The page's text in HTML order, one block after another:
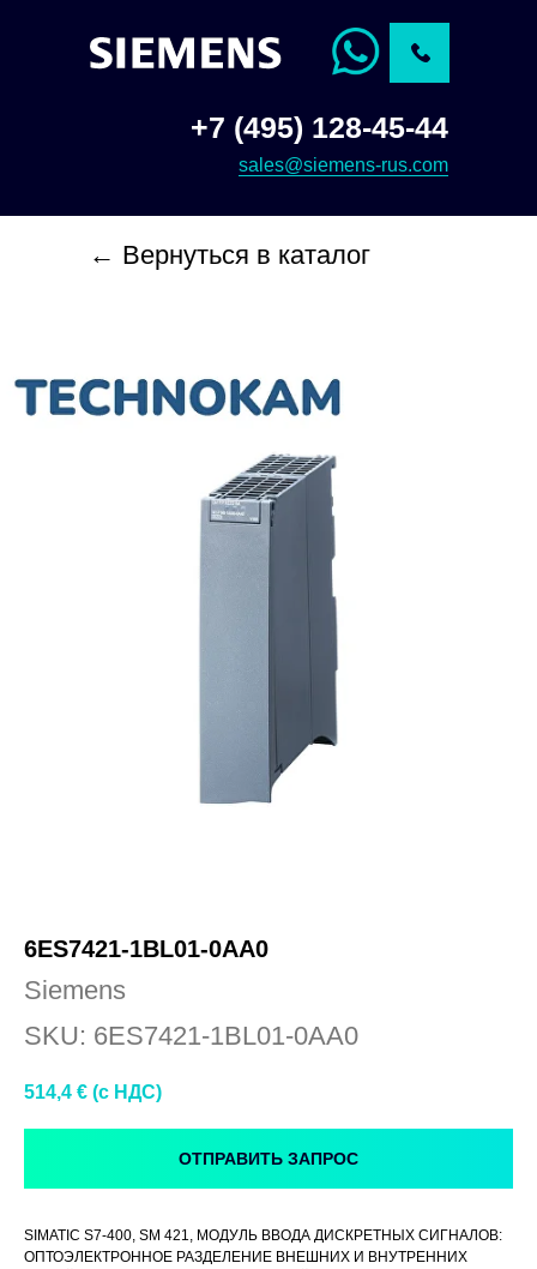
+7 (495) 128-45-44
sales@siemens-rus.com
← Вернуться в каталог
6ES7421-1BL01-0AA0
Siemens
SKU: 6ES7421-1BL01-0AA0
514,4 € (c НДС)
ОТПРАВИТЬ ЗАПРОС
SIMATIC S7-400, SM 421, МОДУЛЬ ВВОДА ДИСКРЕТНЫХ СИГНАЛОВ:
ОПТОЭЛЕКТРОННОЕ РАЗДЕЛЕНИЕ ВНЕШНИХ И ВНУТРЕННИХ